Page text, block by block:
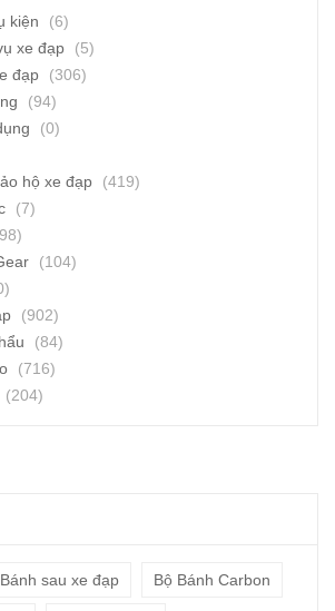
kiện
(6)
xe đạp
(5)
đạp
(306)
(94)
(0)
hộ xe đạp
(419)
(7)
(104)
(902)
(84)
(716)
(204)
Bánh sau xe đạp Bộ Bánh Carbon